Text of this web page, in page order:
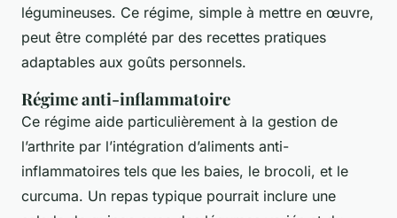
légumineuses. Ce régime, simple à mettre en œuvre,
peut être complété par des recettes pratiques
adaptables aux goûts personnels.
Régime anti-inflammatoire
Ce régime aide particulièrement à la gestion de
l’arthrite par l’intégration d’aliments anti-
inflammatoires tels que les baies, le brocoli, et le
curcuma. Un repas typique pourrait inclure une